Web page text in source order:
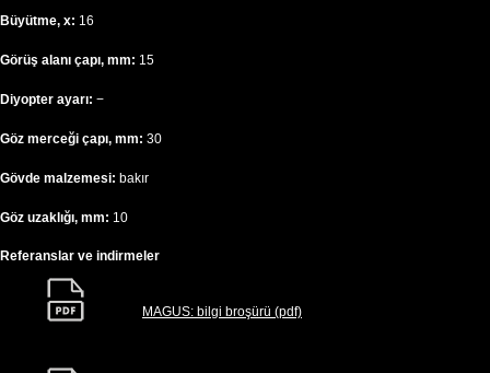
Büyütme, x: 16
Görüş alanı çapı, mm: 15
Diyopter ayarı: −
Göz merceği çapı, mm: 30
Gövde malzemesi: bakır
Göz uzaklığı, mm: 10
Referanslar ve indirmeler
MAGUS: bilgi broşürü (pdf)